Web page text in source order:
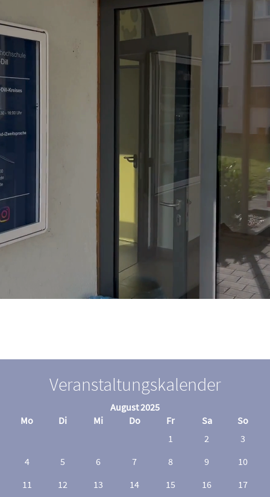
Veranstaltungskalender
August 2025
Mo
Di Mi Do Fr Sa
So
1
2
3
4
5 6 7 8 9
10
11
12 13 14 15 16 17